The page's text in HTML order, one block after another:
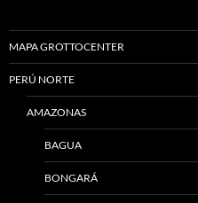
MAPA GROTTOCENTER
PERÚ NORTE
AMAZONAS
BAGUA
BONGARÁ